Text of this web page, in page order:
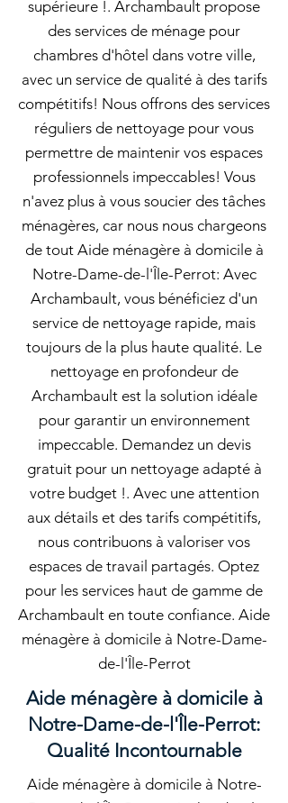
supérieure !. Archambault propose
des services de ménage pour
chambres d'hôtel dans votre ville,
avec un service de qualité à des tarifs
compétitifs! Nous offrons des services
réguliers de nettoyage pour vous
permettre de maintenir vos espaces
professionnels impeccables! Vous
n'avez plus à vous soucier des tâches
ménagères, car nous nous chargeons
de tout Aide ménagère à domicile à
Notre-Dame-de-l'Île-Perrot: Avec
Archambault, vous bénéficiez d'un
service de nettoyage rapide, mais
toujours de la plus haute qualité. Le
nettoyage en profondeur de
Archambault est la solution idéale
pour garantir un environnement
impeccable. Demandez un devis
gratuit pour un nettoyage adapté à
votre budget !. Avec une attention
aux détails et des tarifs compétitifs,
nous contribuons à valoriser vos
espaces de travail partagés. Optez
pour les services haut de gamme de
Archambault en toute confiance. Aide
ménagère à domicile à Notre-Dame-
de-l'Île-Perrot
Aide ménagère à domicile à
Notre-Dame-de-l'Île-Perrot:
Qualité Incontournable
Aide ménagère à domicile à Notre-